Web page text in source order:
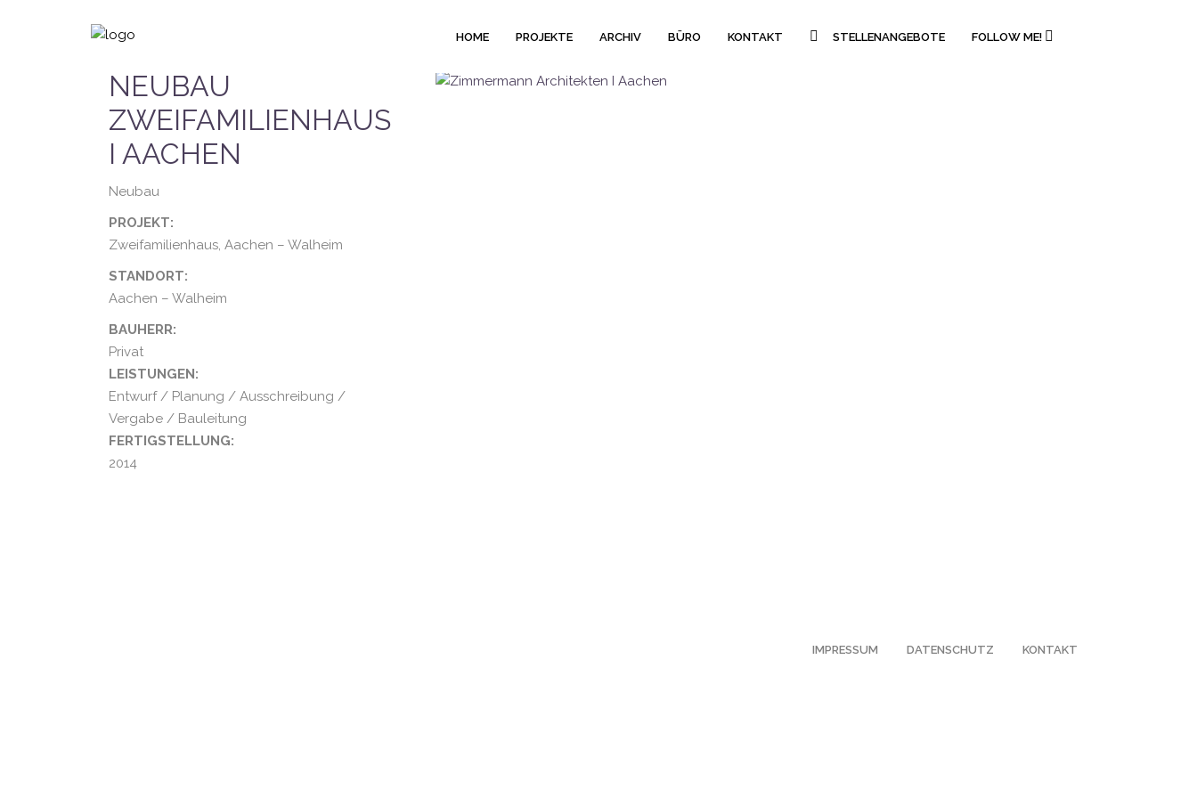
HOME PROJEKTE ARCHIV BÜRO KONTAKT STELLENANGEBOTE FOLLOW ME!
NEUBAU
ZWEIFAMILIENHAUS
I AACHEN
Neubau
PROJEKT:
Zweifamilienhaus, Aachen – Walheim
STANDORT:
Aachen – Walheim
BAUHERR:
Privat
LEISTUNGEN:
Entwurf / Planung / Ausschreibung /
Vergabe / Bauleitung
FERTIGSTELLUNG:
2014
IMPRESSUM DATENSCHUTZ KONTAKT